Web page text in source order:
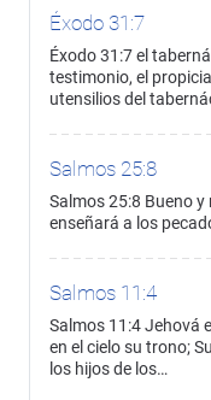
Éxodo 31:7
Éxodo 31:7 el
testimonio, el
utensilios del
Salmos 25:8
Salmos 25:8 Bueno y
enseñará a los
Salmos 11:4
Salmos 11:4 Jehová
en el cielo su trono;
los hijos de los…